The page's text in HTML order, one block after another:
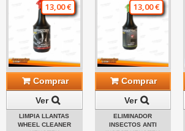
13,00 €
Comprar
Ver
LIMPIA LLANTAS
WHEEL CLEANER
13,00 €
Comprar
Ver
ELIMINADOR
INSECTOS ANTI